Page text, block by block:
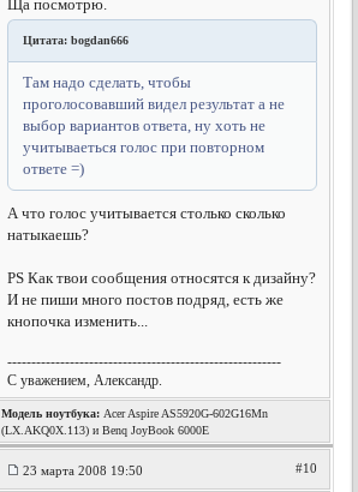
Ща посмотрю.
Цитата: bogdan666
Там надо сделать, чтобы
проголосовавший видел результат а не
выбор вариантов ответа, ну хоть не
учитываеться голос при повторном
ответе =)
А что голос учитывается столько сколько
натыкаешь?
PS Как твои сообщения относятся к дизайну?
И не пиши много постов подряд, есть же
кнопочка изменить...
---------------------------------------------------------
С уважением, Александр.
Модель ноутбука: Acer Aspire AS5920G-602G16Mn
(LX.AKQ0X.113) и Benq JoyBook 6000E
23 марта 2008 19:50 #10